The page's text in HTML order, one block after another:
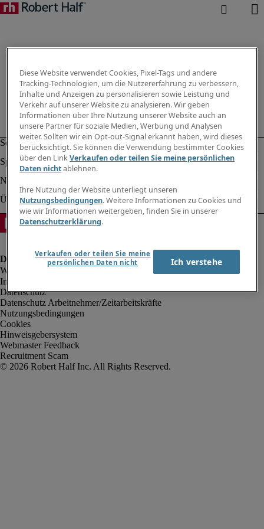
Impressum
Datenschutz
Datenschutz Arbeitnehmer/Zeitarbeitskräfte
Nutzungsbedingungen
Cookies
Hinweisgebersystem
Webmaster Feedback
Recruitment Scam
Diese Website verwendet Cookies, Pixel-Tags und andere
Tracking-Technologien, um die Nutzererfahrung zu verbessern,
Inhalte und Anzeigen zu personalisieren sowie Leistung und
Verkehr auf unserer Website zu analysieren. Wir geben
Informationen über Ihre Nutzung unserer Website auch an
unsere Partner für soziale Medien, Werbung und Analysen
weiter. Sollten wir ein Opt-out-Signal erkannt haben, wird dieses
berücksichtigt. Sie können die Verwendung bestimmter Cookies
über den LinkVerkaufen oder teilen Sie meine persönlichen
Daten nichtablehnen.
Ihre Nutzung der Website unterliegt unseren
Nutzungsbedingungen. Weitere Informationen zu Cookies und
wie wir Informationen weitergeben, finden Sie in unserer
Datenschutzerklärung.
Verkaufen oder teilen Sie meine
persönlichen Daten nicht
Ich verstehe